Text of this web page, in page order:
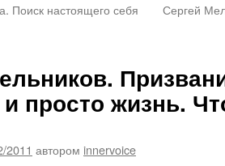
Поиск настоящего себя Сергей
просто жизнь.
2011 автором innervoice